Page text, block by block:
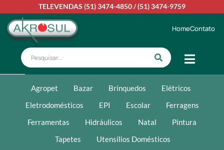
TELEVENDAS (51) 3474-4850/(51) 3474-9759
HomeContato
Agropet Bazar Brinquedos
Elétricos
Eletrodomésticos
EPI Escolar
Ferragens
Ferramentas
Hidráulicos Natal
Pintura
Tapetes
Utensílios Domésticos